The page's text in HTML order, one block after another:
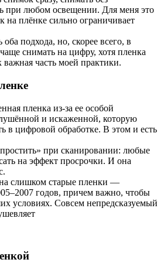
при любом освещении. Для меня это
на плёнке сильно ограничивает
подхода, но, скорее всего, в
снимать на цифру, хотя пленка
важная часть моей практики.
пленка из-за ее особой
и искаженной, которую
в цифровой обработке. В этом и есть
при сканировании: любые
на эффект просрочки. И она
слишком старые пленки —
годов, причем важно, чтобы
условиях. Совсем непредсказуемый